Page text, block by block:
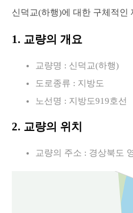
신덕교(하행)에 대한 구체적인
1. 교량의 개요
교량명 : 신덕교(하행)
도로종류 : 지방도
노선명 : 지방도919호선
2. 교량의 위치
교량의 주소 : 경상북도